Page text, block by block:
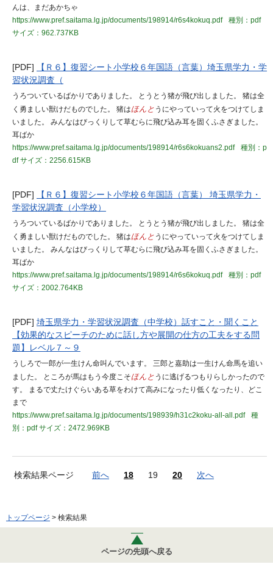
んは、まだあかちゃ
https://www.pref.saitama.lg.jp/documents/198914/r6s4kokuq.pdf
種別：pdf
サイズ：962.737KB
[PDF]
【Ｒ６】復習シート小学校６年国語（言葉）埼玉県学力・学
習状況調査（
うろついているばかりでありました。 とうとう猪が飛び出しました。 猪は全
く勇ましい獣けだものでした。 猪はほんと うにやっていって火をつけてしま
いました。 みんなはびっくりして草むらに飛び込み耳を固くふさぎました。
耳ばか
https://www.pref.saitama.lg.jp/documents/198914/r6s6kokuans2.pdf
種別：p
dfサイズ：2256.615KB
[PDF]
【Ｒ６】復習シート小学校６年国語（言葉） 埼玉県学力・
学習状況調査（小学校）
うろついているばかりでありました。 とうとう猪が飛び出しました。 猪は全
く勇ましい獣けだものでした。 猪はほんと うにやっていって火をつけてしま
いました。 みんなはびっくりして草むらに飛び込み耳を固くふさぎました。
耳ばか
https://www.pref.saitama.lg.jp/documents/198914/r6s6kokuq.pdf
種別：pdf
サイズ：2002.764KB
[PDF] 埼玉県学力・学習状況調査（中学校）話すこと・聞くこと
【効果的なスピーチのために話し方や展開の仕方の工夫をする問
題】レベル７～９
うしろで一郎が一生けん命叫んでいます。 三郎と嘉助は一生けん命馬を追い
ました。 ところが馬はもう今度こそほんと うに逃げるつもりらしかったので
す。 まるで丈たけぐらいある草をわけて高みになったり低くなったり、どこ
まで
https://www.pref.saitama.lg.jp/documents/198939/h31c2koku-all-all.pdf
種
別：pdfサイズ：2472.969KB
検索結果ページ 前へ 18 19 20 次へ
トップページ > 検索結果
ページの先頭へ戻る